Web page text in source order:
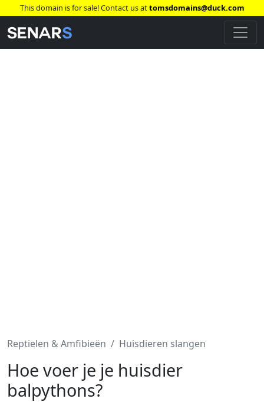
This domain is for sale! Contact us attomsdomains@duck.com
Reptielen & Amfibieën Huisdieren slangen
Hoe voer je je huisdier
balpythons?